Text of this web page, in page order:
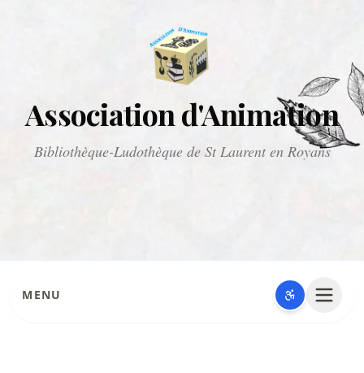
Association d'Animation
Bibliothèque-Ludothèque de St Laurent en Royans
MENU